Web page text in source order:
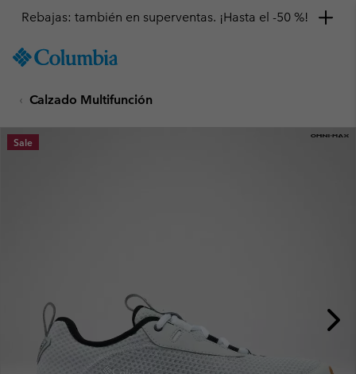
TO
SKIP
MAIN
NAV
Rebajas: también en superventas. ¡Hasta el -50 %!
Calzado Multifunción
Sale